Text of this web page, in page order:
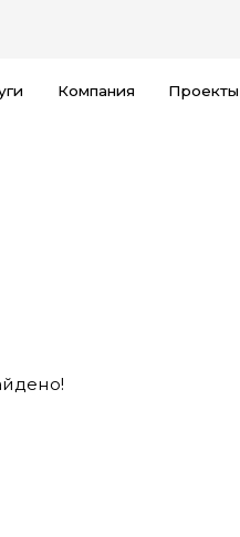
Компания Проекты